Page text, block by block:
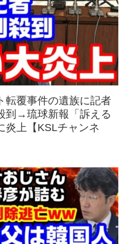
転覆事件の遺族に記者
到→琉球新報「訴える
炎上【KSLチャンネ